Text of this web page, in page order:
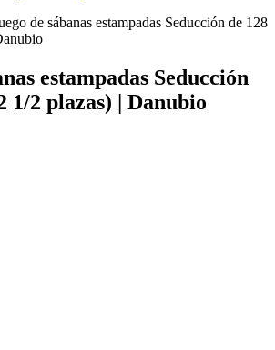
de sábanas estampadas Seducción de 128
estampadas Seducción
1/2 plazas) | Danubio